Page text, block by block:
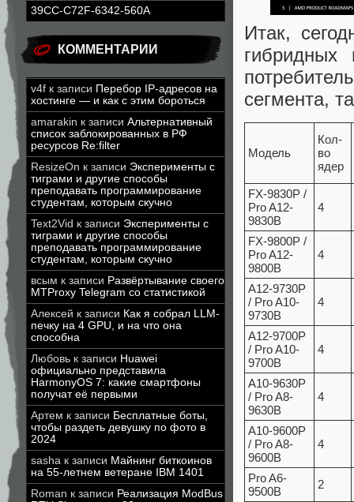
39CC-C72F-6342-560A
КОММЕНТАРИИ
v4f к записи Перебор IP-адресов на
хостинге — и как с этим бороться
amarakin к записи Альтернативный
список заблокированных в РФ
ресурсов Re:filter
ResizeOn к записи Эксперименты с
тиграми и другие способы
преподавать программирование
студентам, которым скучно
Text2Vid к записи Эксперименты с
тиграми и другие способы
преподавать программирование
студентам, которым скучно
всым к записи Развёртывание своего
MTProxy Telegram со статистикой
Алексей к записи Как я собрал LLM-
печку на 4 GPU, и на что она
способна
Любовь к записи Huawei
официально представила
HarmonyOS 7: какие смартфоны
получат её первыми
Артем к записи Бесплатные боты,
чтобы раздеть девушку по фото в
2024
sasha к записи Майнинг биткоинов
на 55-летнем ветеране IBM 1401
Roman к записи Реализация ModBus
Итак,
сегмента,
Модель
Кол-
во
ядер
FX-9830P /
Pro A12-
9830B
4
FX-9800P /
Pro A12-
9800B
4
A12-9730P
/ Pro A10-
9730B
4
A12-9700P
/ Pro A10-
9700B
4
A10-9630P
/ Pro A8-
9630B
4
A10-9600P
/ Pro A8-
9600B
4
Pro A6-
9500B
2